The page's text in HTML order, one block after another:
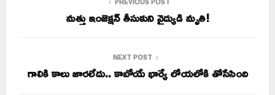
మత్తు ఇంజెక్షన్ తీసుకుని వైద్యుడి మృతి!
NEXT POST
గాలికి కాలు జారలేదు.. కాబోయే భార్యే లోయలోకి తోసేసింది